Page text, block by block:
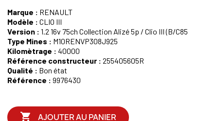
Marque : RENAULT
Modèle : CLIO III
Version : 1.2 16v 75ch Collection Alizé 5p / Clio III (B/C85
Type Mines : M10RENVP308J925
Kilomètrage : 40000
Référence constructeur : 255405605R
Qualité : Bon état
Référence : 9976430
 AJOUTER AU PANIER